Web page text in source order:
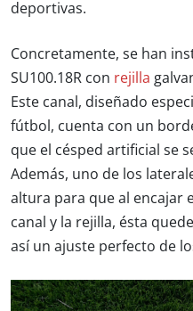
deportivas.
Concretamente, se han
SU100.18R con rejilla
Este canal, diseñado
fútbol , cuenta con un
que el césped artificial se
Además, uno de los
altura para que al encajar
canal y la rejilla, ésta
así un ajuste perfecto de